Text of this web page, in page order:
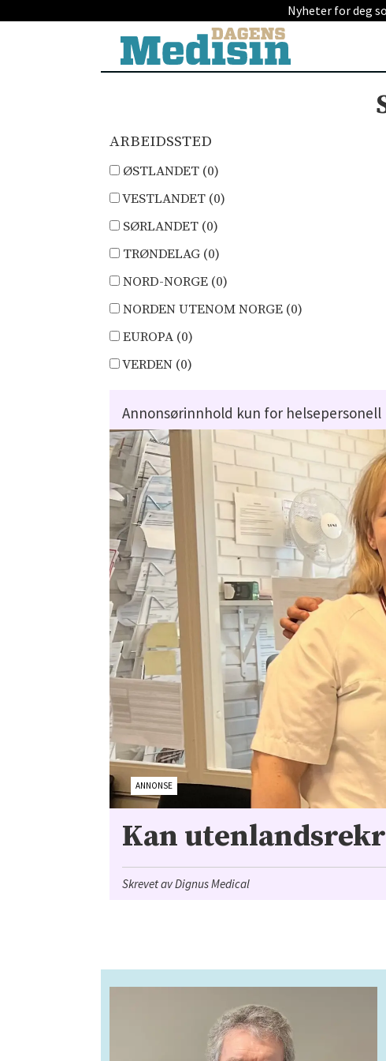
Nyheter for deg
ARBEIDSSTED
ØSTLANDET (0)
VESTLANDET (0)
SØRLANDET (0)
TRØNDELAG (0)
NORD-NORGE (0)
NORDEN UTENOM NORGE (0)
EUROPA (0)
VERDEN (0)
Annonsørinnhold kun for helsepersonell
ANNONSE
Kan
Skrevet av Dignus Medical